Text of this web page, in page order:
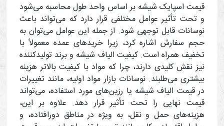
قیمت اسپایک شیشه بر اساس واحد طول محاسبه می‌شود
و تحت تأثیر عوامل مختلفی قرار دارد که می‌تواند باعث
نوسانات قابل توجهی شود. از جمله این عوامل می‌توان به
حجم سفارش اشاره کرد، زیرا خریدهای عمده معمولاً با
تخفیف همراه است. کیفیت الیاف شیشه و برند تولیدکننده
نیز نقش کلیدی دارند، چرا که مواد با کیفیت بالاتر هزینه
بیشتری می‌طلبند. نوسانات بازار مواد اولیه، مانند تغییرات
در قیمت الیاف شیشه یا رزین‌های مورد استفاده، می‌تواند
قیمت نهایی را تحت تأثیر قرار دهد. علاوه بر این،
هزینه‌های حمل‌ و نقل، به ویژه در مناطق دورافتاده، و